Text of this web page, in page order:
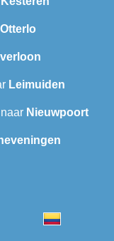
Otterlo
Leimuiden
naar Nieuwpoort